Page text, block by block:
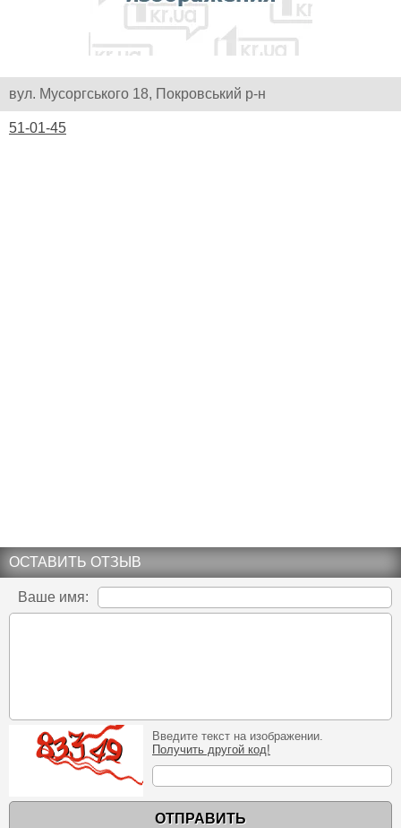
вул. Мусоргського 18, Покровський р-н
51-01-45
ОСТАВИТЬ ОТЗЫВ
Ваше имя:
Введите текст на изображении.
Получить другой код!
ОТПРАВИТЬ